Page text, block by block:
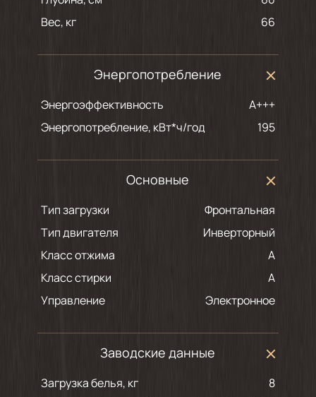
Вес, кг
66
Энергопотребление
Энергоэффективность
A+++
Энергопотребление, кВт*ч/год
195
Основные
Тип загрузки
Фронтальная
Тип двигателя
Инверторный
Класс отжима
A
Класс стирки
A
Управление
Электронное
Заводские данные
Загрузка белья, кг
8